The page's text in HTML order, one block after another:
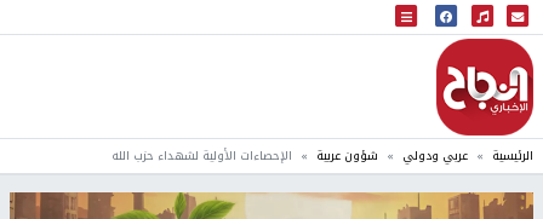
البث المباشر
إذاعة النجاح
الرئيسية عربي ودولي شؤون عربية الإحصاءات الأولية لشهداء حزب الله